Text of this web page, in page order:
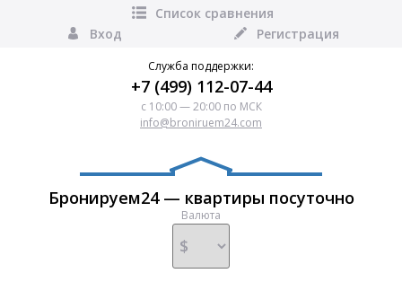
Список сравнения
Вход
Регистрация
Служба поддержки:
+7 (499) 112-07-44
с 10:00 — 20:00 по МСК
info@broniruem24.com
Бронируем24 — квартиры посуточно
Валюта